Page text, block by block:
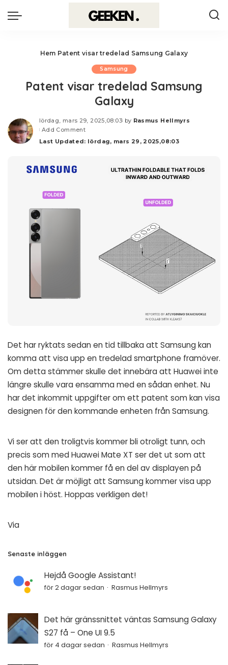
Hem Patent visar tredelad Samsung Galaxy
Samsung
Patent visar tredelad Samsung
Galaxy
lördag, mars 29, 2025,08:03
Posted
by Rasmus Hellmyrs
Add Comment
Last Updated: lördag, mars 29, 2025,08:03
Det har ryktats sedan en tid tillbaka att Samsung kan
komma att visa upp en tredelad smartphone framöver.
Om detta stämmer skulle det innebära att Huawei inte
längre skulle vara ensamma med en sådan enhet. Nu
har det inkommit uppgifter om ett patent som kan visa
designen för den kommande enheten från Samsung.
Vi ser att den troligtvis kommer bli otroligt tunn, och
precis som med Huawei Mate XT ser det ut som att
den här mobilen kommer få en del av displayen på
utsidan. Det är möjligt att Samsung kommer visa upp
mobilen i höst. Hoppas verkligen det!
Via
Senaste inläggen
Hejdå Google Assistant!
för 2 dagar sedan Rasmus Hellmyrs
Det här gränssnittet väntas Samsung Galaxy
S27 få – One UI 9.5
för 4 dagar sedan Rasmus Hellmyrs